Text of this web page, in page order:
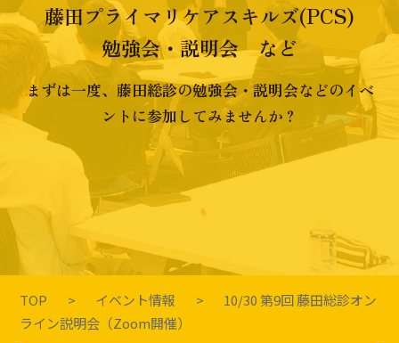
藤田プライマリケアスキルズ(PCS)
勉強会・説明会 など
まずは一度、藤田総診の勉強会・説明会などのイベ
ントに参加してみませんか？
TOP イベント情報
10/30 第9回 藤田総診オン
ライン説明会（Zoom開催）